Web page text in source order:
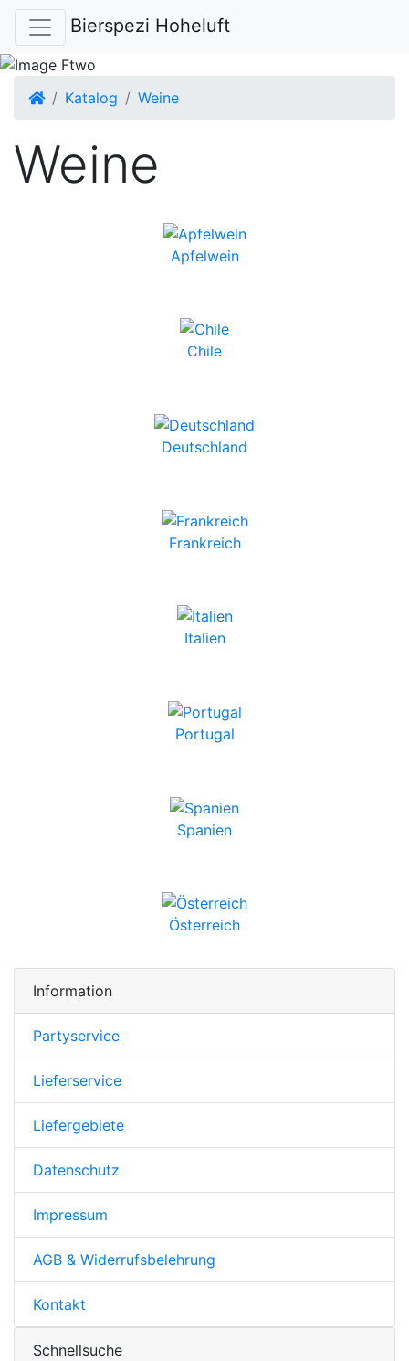
Bierspezi Hoheluft
Startseite
Katalog Weine
Weine
Apfelwein
Chile
Deutschland
Frankreich
Italien
Portugal
Spanien
Österreich
Information
Partyservice
Lieferservice
Liefergebiete
Datenschutz
Impressum
AGB & Widerrufsbelehrung
Kontakt
Schnellsuche